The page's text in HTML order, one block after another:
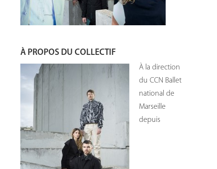
À PROPOS DU COLLECTIF
À la direction
du CCN Ballet
national de
Marseille
depuis